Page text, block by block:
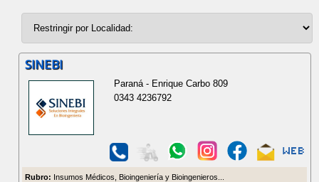
SINEBI
Paraná - Enrique Carbo 809
0343 4236792
Rubro: Insumos Médicos, Bioingeniería y Bioingenieros...